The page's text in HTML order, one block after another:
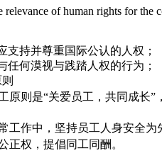
relevance of human rights for the
支持并尊重国际公认的人权；
任何漠视与践踏人权的行为；
原则是“关爱员工，共同成长
工作中，坚持员工人身安全为
正权，提倡同工同酬。